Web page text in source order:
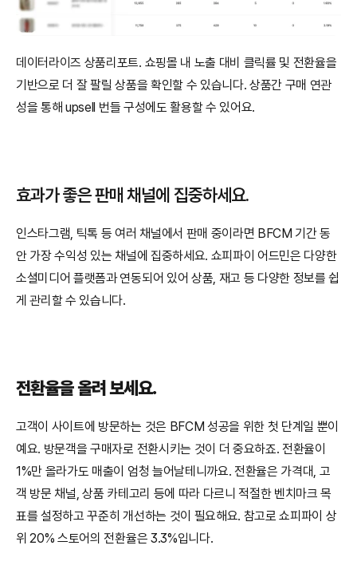
데이터라이즈 상품리포트. 쇼핑몰 내 노출 대비 클릭률 및 전환율을
기반으로 더 잘 팔릴 상품을 확인할 수 있습니다. 상품간 구매 연관
성을 통해 upsell 번들 구성에도 활용할 수 있어요.
효과가 좋은 판매 채널에 집중하세요.
인스타그램, 틱톡 등 여러 채널에서 판매 중이라면 BFCM 기간 동
안 가장 수익성 있는 채널에 집중하세요. 쇼피파이 어드민은 다양한
소셜미디어 플랫폼과 연동되어 있어 상품, 재고 등 다양한 정보를 쉽
게 관리할 수 있습니다.
전환율을 올려 보세요.
고객이 사이트에 방문하는 것은 BFCM 성공을 위한 첫 단계일 뿐이
예요. 방문객을 구매자로 전환시키는 것이 더 중요하죠. 전환율이
1%만 올라가도 매출이 엄청 늘어날테니까요. 전환율은 가격대, 고
객 방문 채널, 상품 카테고리 등에 따라 다르니 적절한 벤치마크 목
표를 설정하고 꾸준히 개선하는 것이 필요해요. 참고로 쇼피파이 상
위 20% 스토어의 전환율은 3.3%입니다.